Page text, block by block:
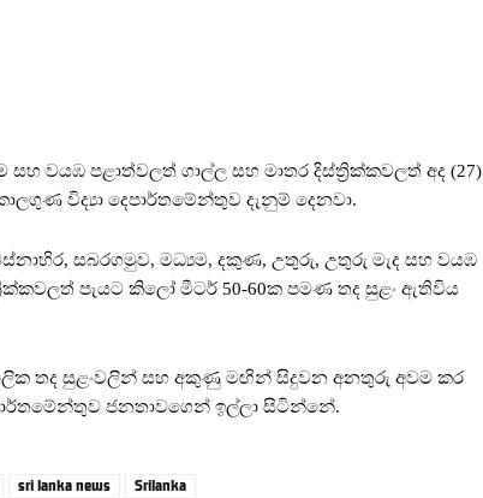
වයඹ පළාත්වලත් ගාල්ල සහ මාතර දිස්ත්‍රික්කවලත් අද (27)
විද්‍යා දෙපාර්තමේන්තුව දැනුම් දෙනවා.
සබරගමුව, මධ්‍යම, දකුණ, උතුරු, උතුරු මැද සහ වයඹ
පැයට කිලෝ මීටර් 50-60ක පමණ තද සුළං ඇතිවිය
තද සුළංවලින් සහ අකුණු මඟින් සිදුවන අනතුරු අවම කර
ජනතාවගෙන් ඉල්ලා සිටින්නේ.
sri lanka news Srilanka